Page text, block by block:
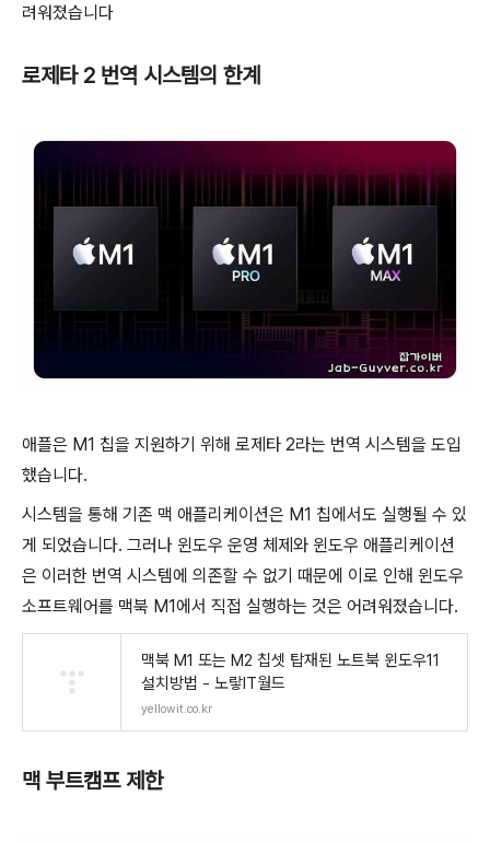
려워졌습니다
로제타 2 번역 시스템의 한계
애플은 M1 칩을 지원하기 위해 로제타 2라는 번역 시스템을 도입
했습니다.
시스템을 통해 기존 맥 애플리케이션은 M1 칩에서도 실행될 수 있
게 되었습니다. 그러나 윈도우 운영 체제와 윈도우 애플리케이션
은 이러한 번역 시스템에 의존할 수 없기 때문에 이로 인해 윈도우
소프트웨어를 맥북 M1에서 직접 실행하는 것은 어려워졌습니다.
맥북 M1 또는 M2 칩셋 탑재된 노트북 윈도우11
설치방법 - 노랗IT월드
yellowit.co.kr
맥 부트캠프 제한